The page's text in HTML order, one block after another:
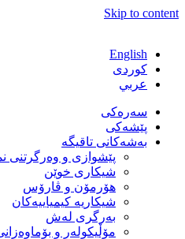
Skip to content
English
كوردی
عربي
سەرەکی
پێشەکی
بەشەكانی تاقیگە
پێشوازی و وەرگرتنی
شیكاری خوێن
هۆرمۆن و ڤارۆس
شیكاریە كیمیاییەكان
بەرگری لەش
مۆڵیكولەر و